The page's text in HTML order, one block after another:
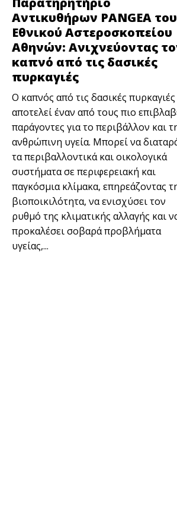
Αντικυθήρων PANGEA του
Εθνικού Αστεροσκοπείου
Αθηνών: Ανιχνεύοντας
καπνό από τις δασικές
πυρκαγιές
Ο καπνός από τις δασικές πυρκαγιές
αποτελεί έναν από τους πιο
παράγοντες για το περιβάλλον και
ανθρώπινη υγεία. Μπορεί να
τα περιβαλλοντικά και οικολογικά
συστήματα σε περιφερειακή και
παγκόσμια κλίμακα, επηρεάζοντας
βιοποικιλότητα, να ενισχύσει τον
ρυθμό της κλιματικής αλλαγής και
προκαλέσει σοβαρά προβλήματα
υγείας,...